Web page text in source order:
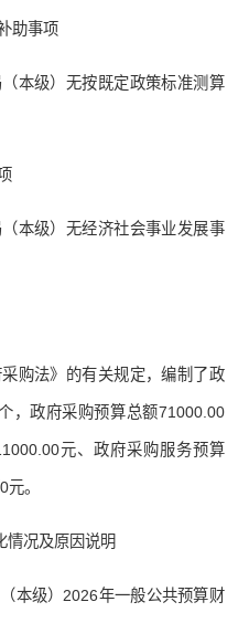
助事项
本级）无按既定政策标准测算
本级）无经济社会事业发展事
购法》的有关规定，编制了政
，政府采购预算总额71000.00
元、政府采购服务预算
。
情况及原因说明
本级）2026年一般公共预算财